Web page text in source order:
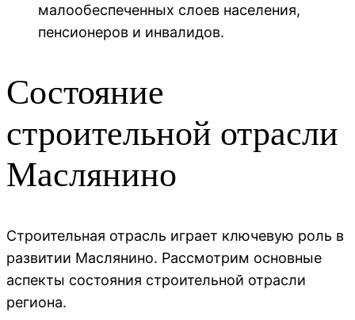
малообеспеченных слоев населения,
пенсионеров и инвалидов.
Состояние
строительной отрасли
Маслянино
Строительная отрасль играет ключевую роль в
развитии Маслянино. Рассмотрим основные
аспекты состояния строительной отрасли
региона.